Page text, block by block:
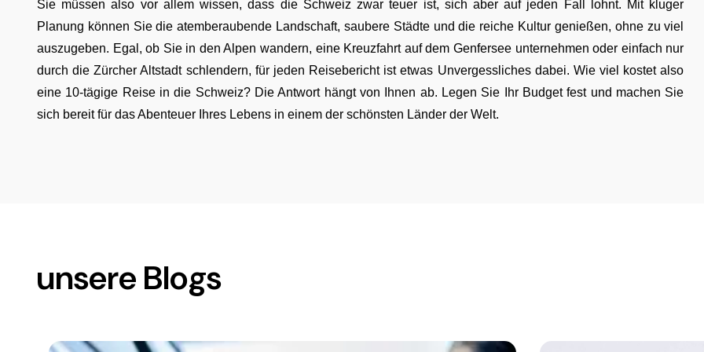
Sie müssen also vor allem wissen, dass die Schweiz zwar teuer ist, sich aber auf jeden Fall lohnt. Mit kluger
Planung können Sie die atemberaubende Landschaft, saubere Städte und die reiche Kultur genießen, ohne zu viel
auszugeben. Egal, ob Sie in den Alpen wandern, eine Kreuzfahrt auf dem Genfersee unternehmen oder einfach nur
durch die Zürcher Altstadt schlendern, für jeden Reisebericht ist etwas Unvergessliches dabei. Wie viel kostet also
eine 10-tägige Reise in die Schweiz? Die Antwort hängt von Ihnen ab. Legen Sie Ihr Budget fest und machen Sie
sich bereit für das Abenteuer Ihres Lebens in einem der schönsten Länder der Welt.
unsere Blogs